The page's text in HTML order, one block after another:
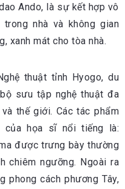
Ando, là sự kết hợp vô
nhà và không gian
xanh mát cho tòa nhà.
thuật tỉnh Hyogo, du
sưu tập nghệ thuật đa
thế giới. Các tác phẩm
của họa sĩ nổi tiếng là:
được trưng bày thường
chiêm ngưỡng. Ngoài ra
phong cách phương Tây,